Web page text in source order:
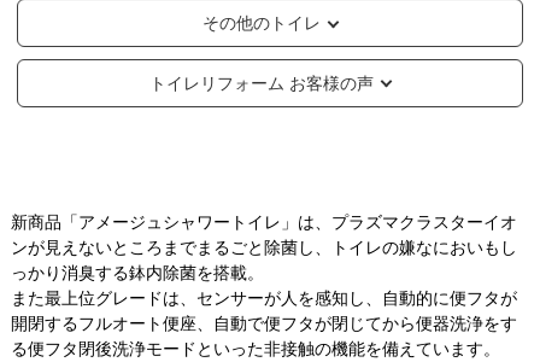
その他のトイレ
トイレリフォーム お客様の声
新商品「アメージュシャワートイレ」は、プラズマクラスターイオ
ンが見えないところまでまるごと除菌し、トイレの嫌なにおいもし
っかり消臭する鉢内除菌を搭載。
また最上位グレードは、センサーが人を感知し、自動的に便フタが
開閉するフルオート便座、自動で便フタが閉じてから便器洗浄をす
る便フタ閉後洗浄モードといった非接触の機能を備えています。